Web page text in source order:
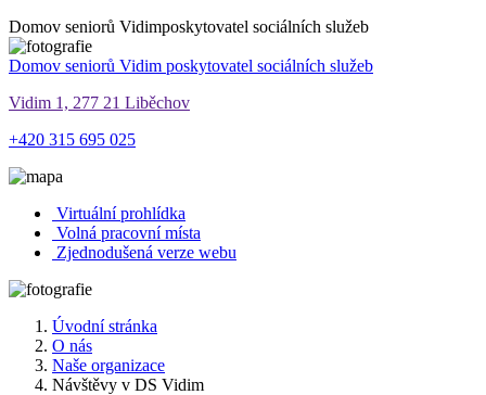
Domov seniorů Vidimposkytovatel sociálních služeb
Domov seniorů Vidim poskytovatel sociálních služeb
Vidim 1, 277 21 Liběchov
+420 315 695 025
Virtuální prohlídka
Volná pracovní místa
Zjednodušená verze webu
Úvodní stránka
O nás
Naše organizace
Návštěvy v DS Vidim